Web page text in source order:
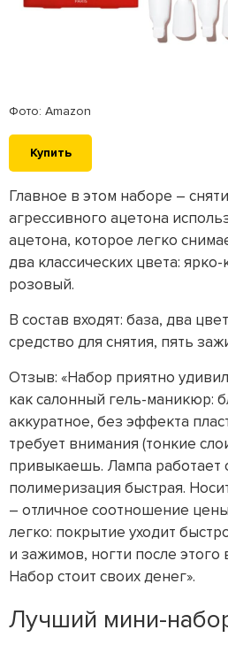
Фото: Amazon
Купить
Главное в этом наборе –
агрессивного ацетона
ацетона, которое легко
два классических цвета:
розовый.
В состав входят: база, два
средство для снятия, пять
Отзыв: «Набор приятно
как салонный гель-маникюр:
аккуратное, без эффекта
требует внимания (тонкие
привыкаешь. Лампа работает
полимеризация быстрая.
– отличное соотношение
легко: покрытие уходит
и зажимов, ногти после
Набор стоит своих денег».
Лучший мини-